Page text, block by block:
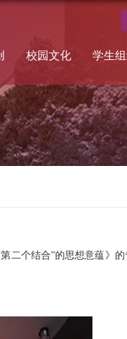
学生
校园文化
二个结合”的思想意蕴》的